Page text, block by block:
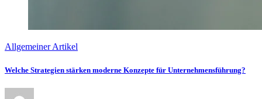
Allgemeiner Artikel
Welche Strategien stärken moderne Konzepte für Unternehmensführung?